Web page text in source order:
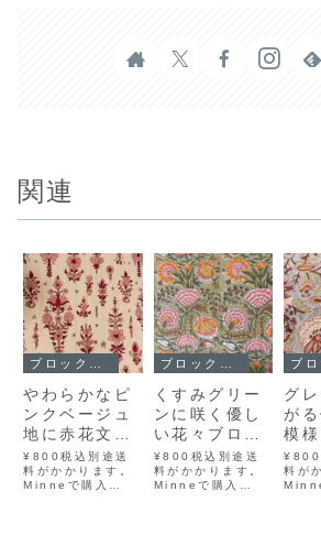
関連
やわらかなピ
ンクベージュ
地に赤花文様
インド手仕事
のコットン生
地｜幅
¥800税込別途送
料がかかります。
Minneで購入
くすみグリー
ンに咲く優し
い花々ブロッ
クプリント布
インド手仕事
のコットン生
¥800税込別途送
料がかかります。
Minneで購入
グ
が
模
プ
ンド
コッ
¥800
料が